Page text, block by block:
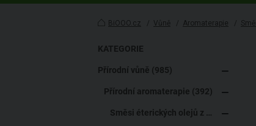
BiOOO.cz / Vůně / Aromaterapie /
KATEGORIE
Přírodní vůně (985)
Přírodní aromaterapie (392)
Směsi éterických olejů z přírody (85)